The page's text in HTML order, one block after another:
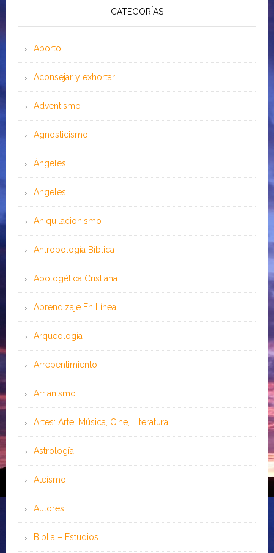
CATEGORÍAS
Aborto
Aconsejar y exhortar
Adventismo
Agnosticismo
Ángeles
Angeles
Aniquilacionismo
Antropología Bíblica
Apologética Cristiana
Aprendizaje En Línea
Arqueología
Arrepentimiento
Arrianismo
Artes: Arte, Música, Cine, Literatura
Astrología
Ateísmo
Autores
Biblia – Estudios